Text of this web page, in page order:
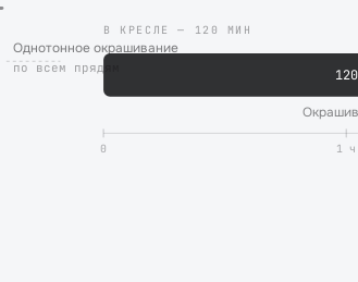
Однотонное окрашивание
по всем прядям
В КРЕСЛЕ — 120 МИН
120
0 1 ч